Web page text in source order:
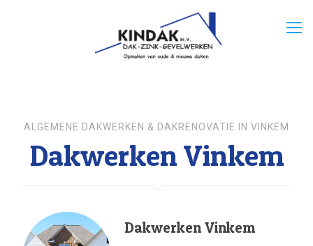
ALGEMENE DAKWERKEN & DAKRENOVATIE IN VINKEM
Dakwerken Vinkem
Dakwerken Vinkem